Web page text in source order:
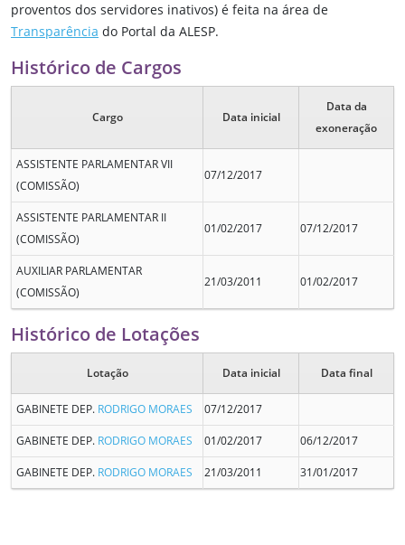
proventos dos servidores inativos) é feita na área de
Transparência do Portal da ALESP.
Histórico de Cargos
Cargo Data inicial
Data da
exoneração
ASSISTENTE PARLAMENTAR VII
(COMISSÃO)
07/12/2017
ASSISTENTE PARLAMENTAR II
(COMISSÃO)
01/02/2017 07/12/2017
AUXILIAR PARLAMENTAR
(COMISSÃO)
21/03/2011 01/02/2017
Histórico de Lotações
Lotação Data inicial Data final
GABINETE DEP. RODRIGO MORAES 07/12/2017
GABINETE DEP. RODRIGO MORAES 01/02/2017 06/12/2017
GABINETE DEP. RODRIGO MORAES 21/03/2011 31/01/2017